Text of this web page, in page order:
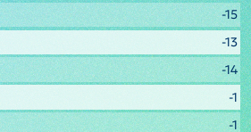
-15
-13
-14
-1
-1